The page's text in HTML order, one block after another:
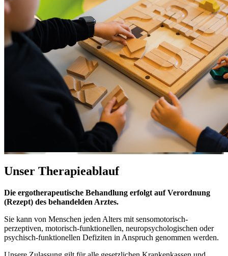
Unser Therapieablauf
Die ergotherapeutische Behandlung erfolgt auf Verordnung
(Rezept) des behandelden Arztes.
Sie kann von Menschen jeden Alters mit sensomotorisch-
perzeptiven, motorisch-funktionellen, neuropsychologischen oder
psychisch-funktionellen Defiziten in Anspruch genommen werden.